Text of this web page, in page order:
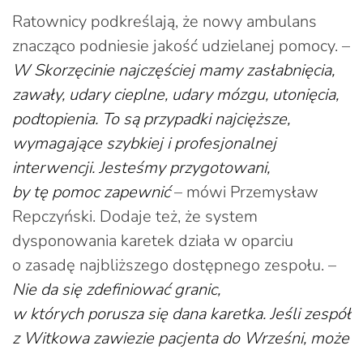
Ratownicy podkreślają, że nowy ambulans
znacząco podniesie jakość udzielanej pomocy. –
W Skorzęcinie najczęściej mamy zasłabnięcia,
zawały, udary cieplne, udary mózgu, utonięcia,
podtopienia. To są przypadki najcięższe,
wymagające szybkiej i profesjonalnej
interwencji. Jesteśmy przygotowani,
by tę pomoc zapewnić– mówi Przemysław
Repczyński. Dodaje też, że system
dysponowania karetek działa w oparciu
o zasadę najbliższego dostępnego zespołu. –
Nie da się zdefiniować granic,
w których porusza się dana karetka. Jeśli zespół
z Witkowa zawiezie pacjenta do Wrześni, może